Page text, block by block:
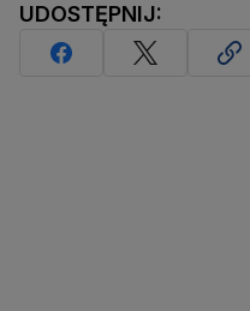
UDOSTĘPNIJ: